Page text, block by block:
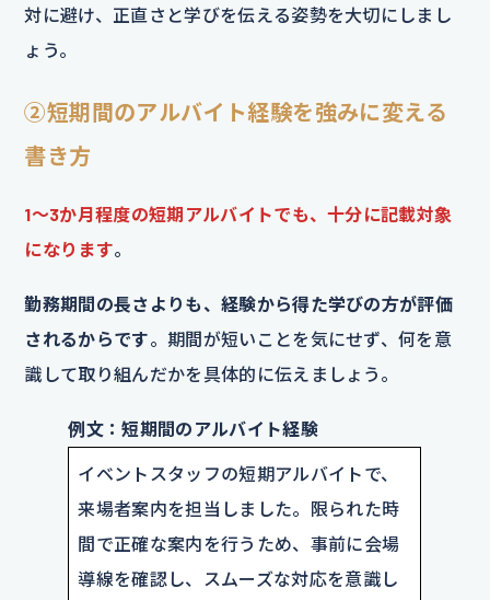
対に避け、正直さと学びを伝える姿勢を大切にしまし
ょう。
②短期間のアルバイト経験を強みに変える
書き方
1〜3か月程度の短期アルバイトでも、十分に記載対象
になります。
勤務期間の長さよりも、経験から得た学びの方が評価
されるからです。期間が短いことを気にせず、何を意
識して取り組んだかを具体的に伝えましょう。
例文：短期間のアルバイト経験
イベントスタッフの短期アルバイトで、
来場者案内を担当しました。限られた時
間で正確な案内を行うため、事前に会場
導線を確認し、スムーズな対応を意識し